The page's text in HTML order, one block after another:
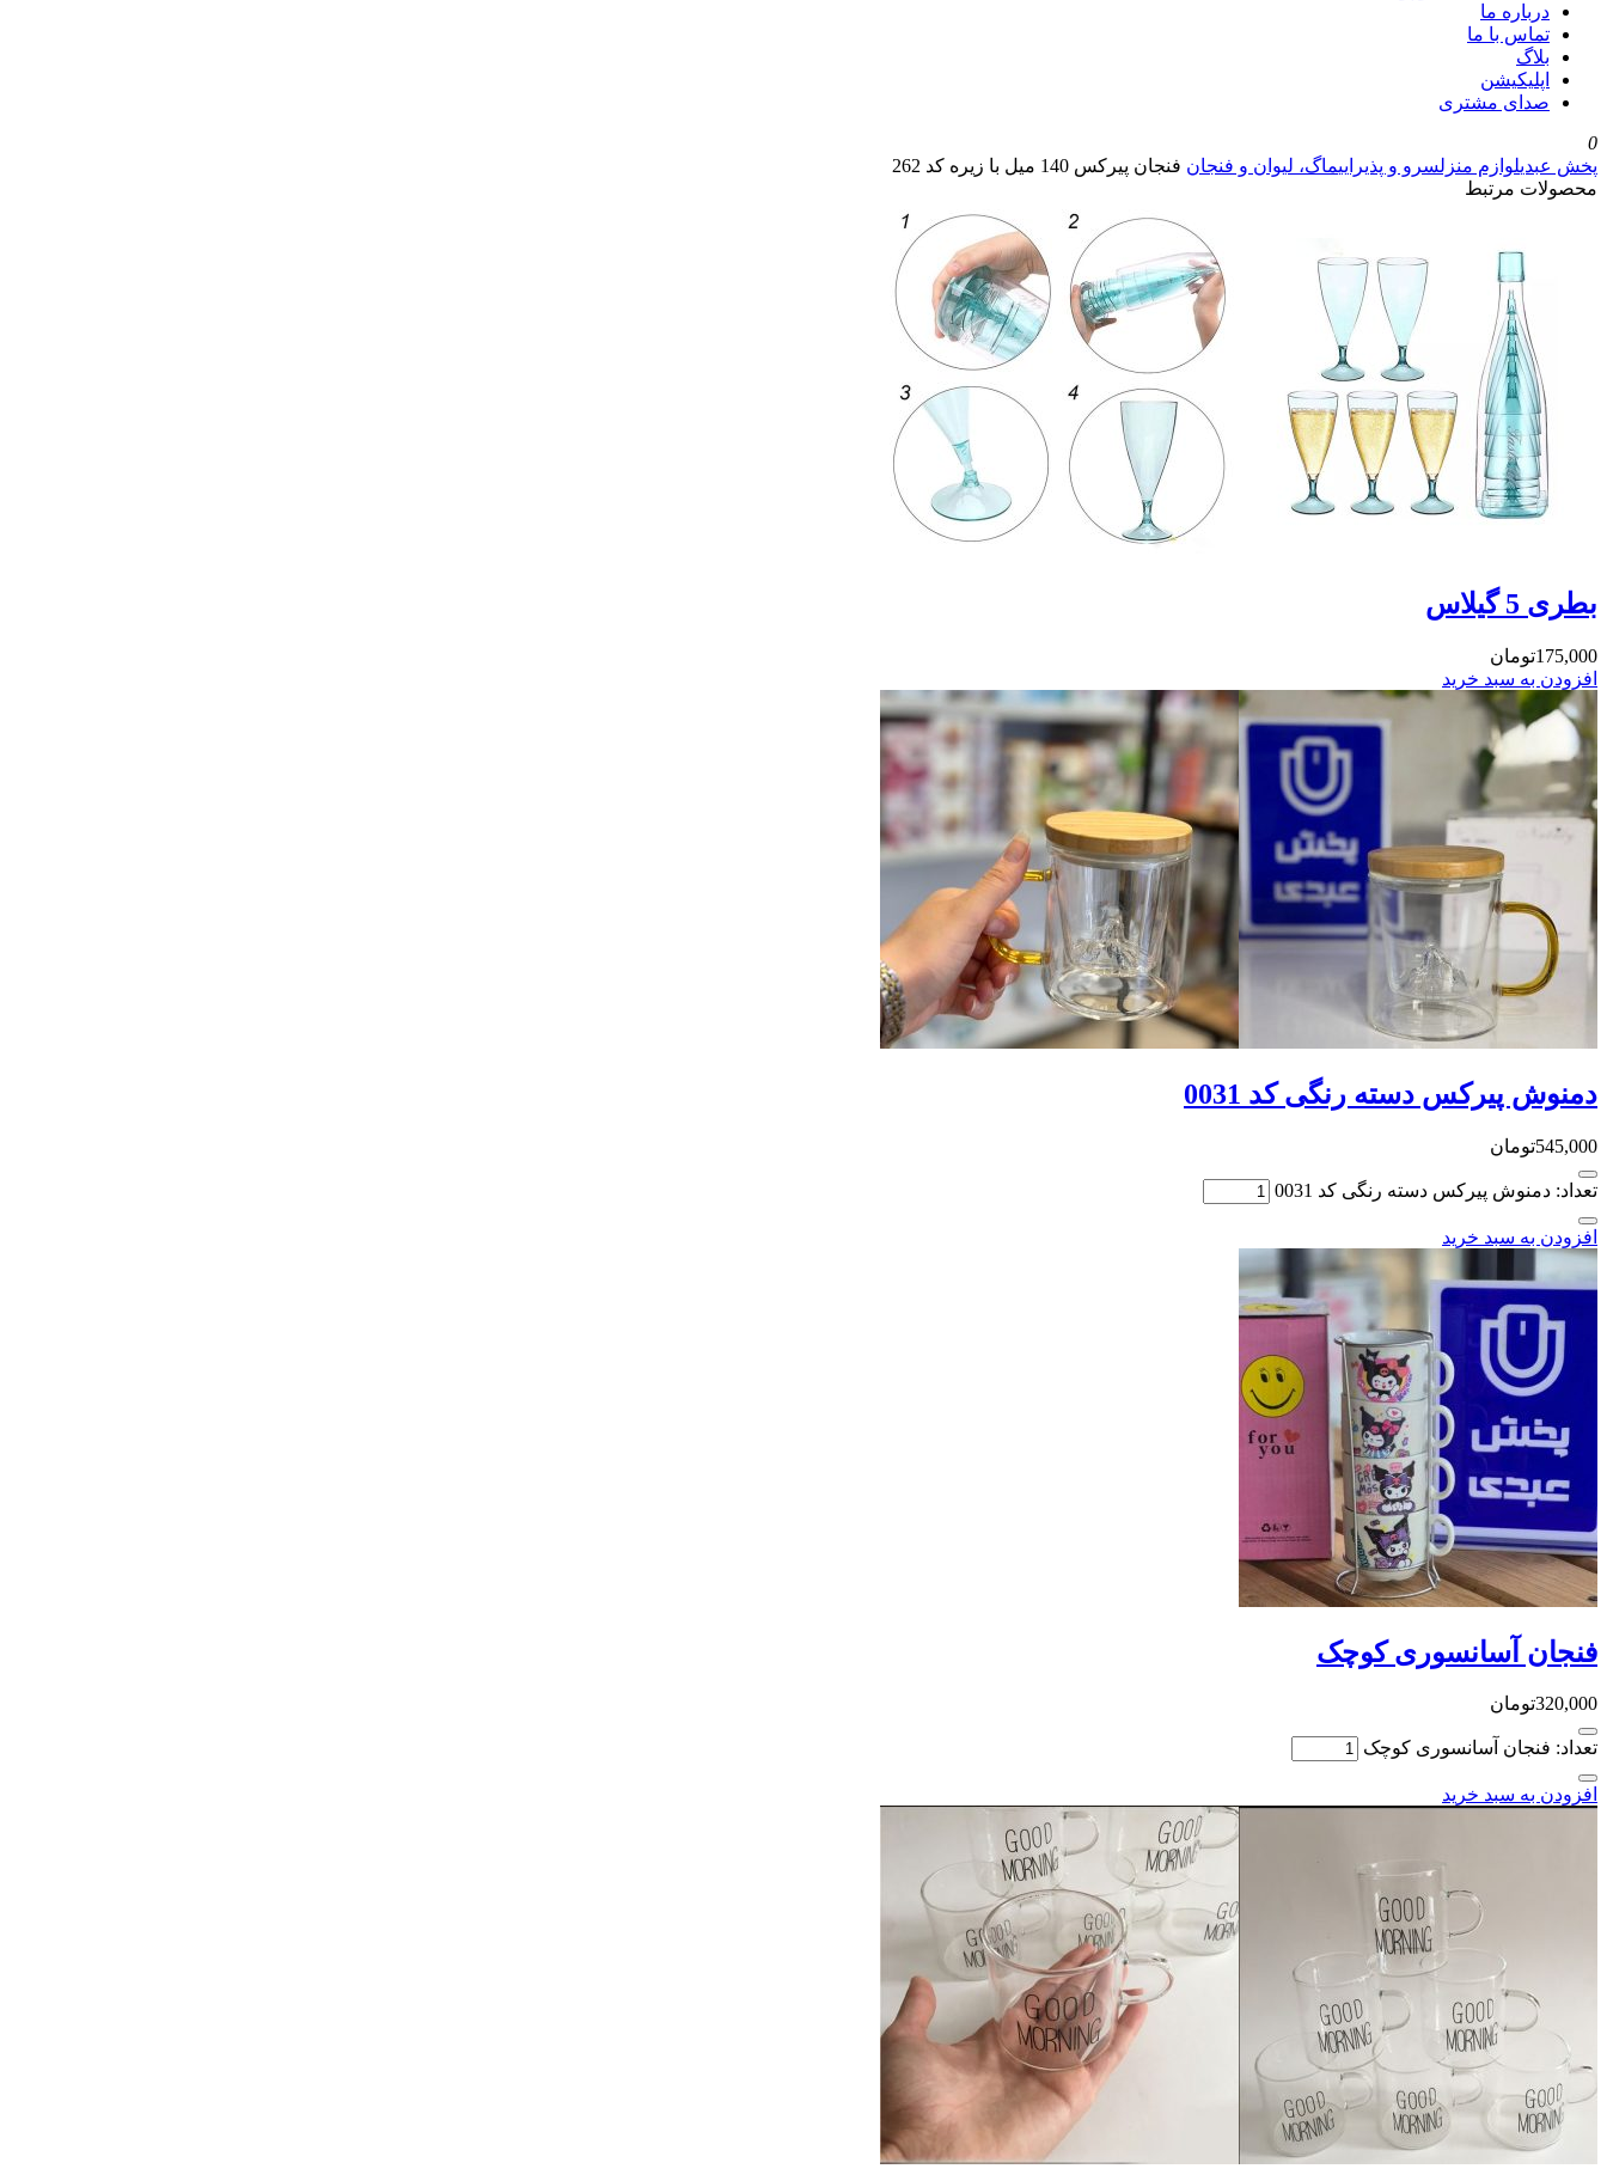
درباره ما
تماس با ما
بلاگ
اپلیکیشن
صدای مشتری
0
پخش عبدیلوازم منزلسرو و پذیراییماگ، لیوان و فنجان فنجان پیرکس 140 میل با زیره کد 262
محصولات مرتبط
بطری 5 گیلاس
175,000تومان
افزودن به سبد خرید
دمنوش پیرکس دسته رنگی کد 0031
545,000تومان
تعداد: دمنوش پیرکس دسته رنگی کد 0031
افزودن به سبد خرید
فنجان آسانسوری کوچک
320,000تومان
تعداد: فنجان آسانسوری کوچک
افزودن به سبد خرید